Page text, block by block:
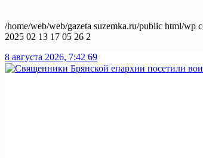
/home/web/web/gazeta suzemka.ru/public html/wp
2025 02 13 17 05 26 2
8 августа 2026, 7:42 69